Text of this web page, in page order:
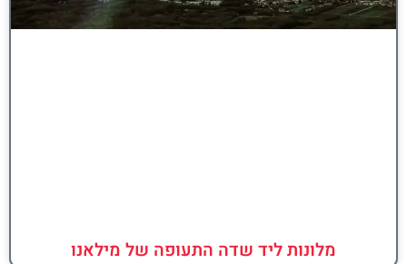
מלונות ליד שדה התעופה של מילאנו